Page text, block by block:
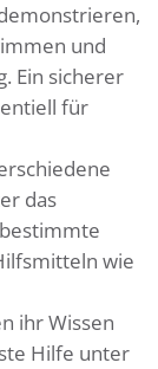
und
Ein sicherer
für
das
wie
ihr Wissen
Hilfe unter